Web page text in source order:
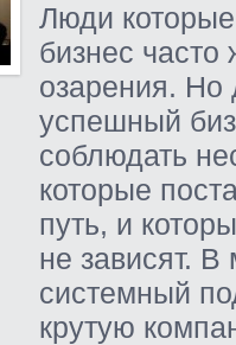
Люди которые
бизнес часто
озарения. Но
успешный
соблюдать
которые
путь, и
не зависят.
системный
крутую